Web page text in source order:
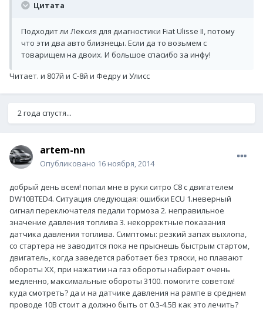
Цитата
Подходит ли Лексия для диагностики Fiat Ulisse II, потому
что эти два авто близнецы. Если да то возьмем с
товарищем на двоих. И большое спасибо за инфу!
Читает. и 807й и С-8й и Федру и Улисс
2 года спустя...
artem-nn
Опубликовано 16 ноября, 2014
добрый день всем! попал мне в руки ситро С8 с двигателем
DW10BTED4. Ситуация следующая: ошибки ECU 1.неверный
сигнал переключателя педали тормоза 2. неправильное
значение давления топлива 3. некорректные показания
датчика давления топлива. Симптомы: резкий запах выхлопа,
со стартера не заводится пока не прыснешь быстрым стартом,
двигатель, когда заведется работает без тряски, но плавают
обороты ХХ, при нажатии на газ обороты набирает очень
медленно, максимальные обороты 3100. помогите советом!
куда смотреть? да и на датчике давления на рампе в среднем
проводе 10В стоит а должно быть от 0.3-4.5В как это лечить?